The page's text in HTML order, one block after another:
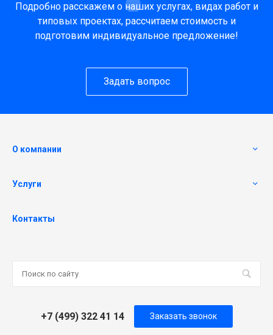
Подробно расскажем о наших услугах, видах работ и
типовых проектах, рассчитаем стоимость и
подготовим индивидуальное предложение!
Задать вопрос
О компании
Услуги
Контакты
+7 (499) 322 41 14 Заказать звонок